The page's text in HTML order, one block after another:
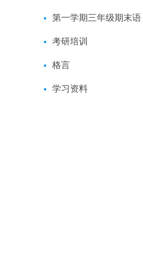
篇第一学期三年级期末语
文试卷分析
考研培训
格言
学习资料